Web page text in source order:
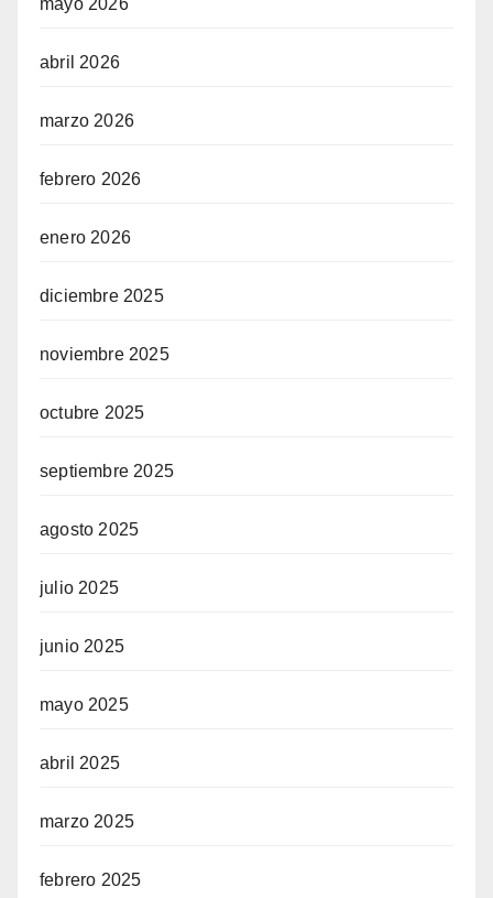
abril 2026
marzo 2026
febrero 2026
enero 2026
diciembre 2025
noviembre 2025
octubre 2025
septiembre 2025
agosto 2025
julio 2025
junio 2025
mayo 2025
abril 2025
marzo 2025
febrero 2025